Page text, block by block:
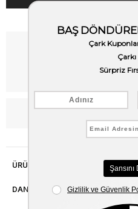
ÜRÜN ÖZELLIKLERI
DANIŞMA HATTI